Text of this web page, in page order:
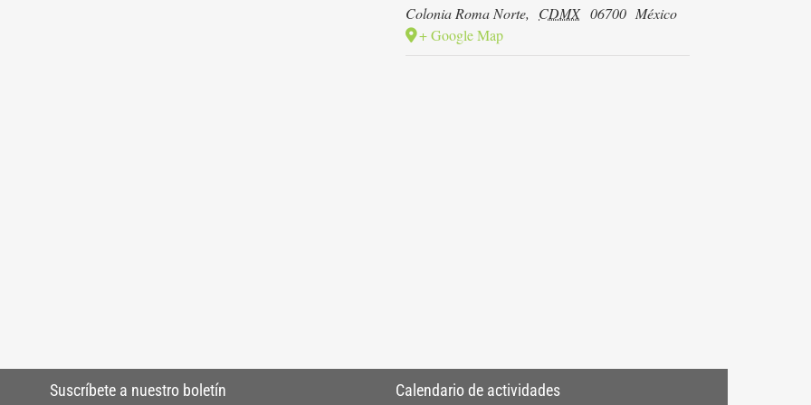
Colonia Roma Norte, CDMX 06700 México
+ Google Map
Suscríbete a nuestro boletín Calendario de actividades